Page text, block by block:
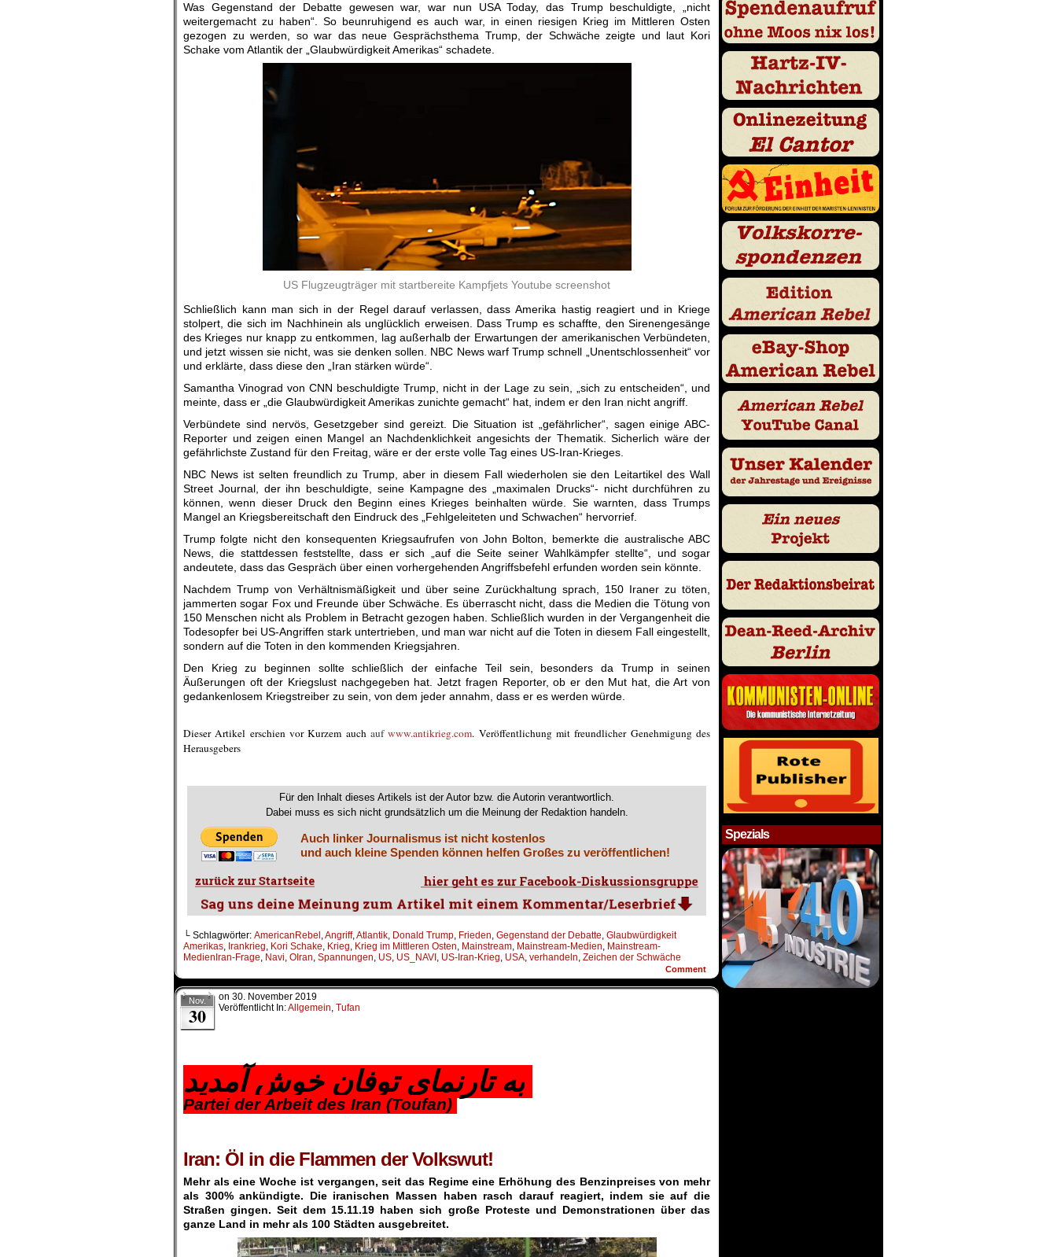
Was Gegenstand der Debatte gewesen war, war nun USA Today, das Trump beschuldigte, „nicht
weitergemacht zu haben“. So beunruhigend es auch war, in einen riesigen Krieg im Mittleren Osten
gezogen zu werden, so war das neue Gesprächsthema Trump, der Schwäche zeigte und laut Kori
Schake vom Atlantik der „Glaubwürdigkeit Amerikas“ schadete.
US Flugzeugträger mit startbereite Kampfjets Youtube screenshot
Schließlich kann man sich in der Regel darauf verlassen, dass Amerika hastig reagiert und in Kriege
stolpert, die sich im Nachhinein als unglücklich erweisen. Dass Trump es schaffte, den Sirenengesänge
des Krieges nur knapp zu entkommen, lag außerhalb der Erwartungen der amerikanischen Verbündeten,
und jetzt wissen sie nicht, was sie denken sollen. NBC News warf Trump schnell „Unentschlossenheit“ vor
und erklärte, dass diese den „Iran stärken würde“.
Samantha Vinograd von CNN beschuldigte Trump, nicht in der Lage zu sein, „sich zu entscheiden“, und
meinte, dass er „die Glaubwürdigkeit Amerikas zunichte gemacht“ hat, indem er den Iran nicht angriff.
Verbündete sind nervös, Gesetzgeber sind gereizt. Die Situation ist „gefährlicher“, sagen einige ABC-
Reporter und zeigen einen Mangel an Nachdenklichkeit angesichts der Thematik. Sicherlich wäre der
gefährlichste Zustand für den Freitag, wäre er der erste volle Tag eines US-Iran-Krieges.
NBC News ist selten freundlich zu Trump, aber in diesem Fall wiederholen sie den Leitartikel des Wall
Street Journal, der ihn beschuldigte, seine Kampagne des „maximalen Drucks“- nicht durchführen zu
können, wenn dieser Druck den Beginn eines Krieges beinhalten würde. Sie warnten, dass Trumps
Mangel an Kriegsbereitschaft den Eindruck des „Fehlgeleiteten und Schwachen“ hervorrief.
Trump folgte nicht den konsequenten Kriegsaufrufen von John Bolton, bemerkte die australische ABC
News, die stattdessen feststellte, dass er sich „auf die Seite seiner Wahlkämpfer stellte“, und sogar
andeutete, dass das Gespräch über einen vorhergehenden Angriffsbefehl erfunden worden sein könnte.
Nachdem Trump von Verhältnismäßigkeit und über seine Zurückhaltung sprach, 150 Iraner zu töten,
jammerten sogar Fox und Freunde über Schwäche. Es überrascht nicht, dass die Medien die Tötung von
150 Menschen nicht als Problem in Betracht gezogen haben. Schließlich wurden in der Vergangenheit die
Todesopfer bei US-Angriffen stark untertrieben, und man war nicht auf die Toten in diesem Fall eingestellt,
sondern auf die Toten in den kommenden Kriegsjahren.
Den Krieg zu beginnen sollte schließlich der einfache Teil sein, besonders da Trump in seinen
Äußerungen oft der Kriegslust nachgegeben hat. Jetzt fragen Reporter, ob er den Mut hat, die Art von
gedankenlosem Kriegstreiber zu sein, von dem jeder annahm, dass er es werden würde.
Dieser Artikel erschien vor Kurzem auch aufwww.antikrieg.com. Veröffentlichung mit freundlicher Genehmigung des
Herausgebers
Für den Inhalt dieses Artikels ist der Autor bzw. die Autorin verantwortlich.
Dabei muss es sich nicht grundsätzlich um die Meinung der Redaktion handeln.
Auch linker Journalismus ist nicht kostenlos
und auch kleine Spenden können helfen Großes zu veröffentlichen!
└ Schlagwörter: AmericanRebel Angriff, Atlantik Donald Trump Frieden Gegenstand der Debatte Glaubwürdigkeit
Amerikas Irankrieg Kori Schake Krieg Krieg im Mittleren Osten Mainstream Mainstream-Medien Mainstream-
MedienIran-Frage Navi OIran Spannungen US US_NAVI US-Iran-Krieg USA verhandeln Zeichen der Schwäche
Comment
Nov.
30
on 30. November 2019
Veröffentlicht In:Allgemein Tufan
به تارنمای توفان خوش آمدید
Partei der Arbeit des Iran (Toufan)
Iran: Öl in die Flammen der Volkswut!
Mehr als eine Woche ist vergangen, seit das Regime eine Erhöhung des Benzinpreises von mehr
als 300% ankündigte. Die iranischen Massen haben rasch darauf reagiert, indem sie auf die
Straßen gingen. Seit dem 15.11.19 haben sich große Proteste und Demonstrationen über das
ganze Land in mehr als 100 Städten ausgebreitet.
Spezials